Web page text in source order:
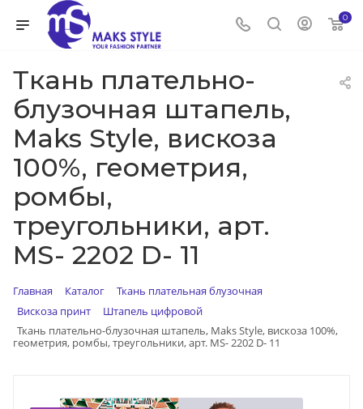
0
Ткань плательно-
блузочная штапель,
Maks Style, вискоза
100%, геометрия,
ромбы,
треугольники, арт.
MS- 2202 D- 11
Главная Каталог
Ткань плательная блузочная
Вискоза принт
Штапель цифровой
Ткань плательно-блузочная штапель, Maks Style, вискоза 100%,
геометрия, ромбы, треугольники, арт. MS- 2202 D- 11